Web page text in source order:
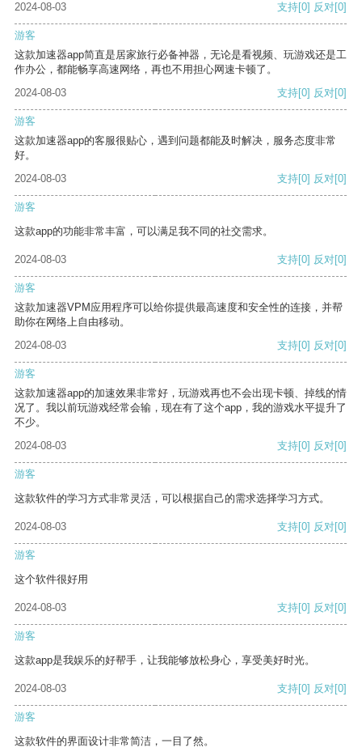
2024-08-03 支持[0] 反对[0]
游客
这款加速器app简直是居家旅行必备神器，无论是看视频、玩游戏还是工
作办公，都能畅享高速网络，再也不用担心网速卡顿了。
2024-08-03
支持[0] 反对[0]
游客
这款加速器app的客服很贴心，遇到问题都能及时解决，服务态度非常
好。
2024-08-03
支持[0] 反对[0]
游客
这款app的功能非常丰富，可以满足我不同的社交需求。
2024-08-03 支持[0] 反对[0]
游客
这款加速器VPM应用程序可以给你提供最高速度和安全性的连接，并帮
助你在网络上自由移动。
2024-08-03
支持[0] 反对[0]
游客
这款加速器app的加速效果非常好，玩游戏再也不会出现卡顿、掉线的情
况了。我以前玩游戏经常会输，现在有了这个app，我的游戏水平提升了
不少。
2024-08-03
支持[0] 反对[0]
游客
这款软件的学习方式非常灵活，可以根据自己的需求选择学习方式。
2024-08-03 支持[0] 反对[0]
游客
这个软件很好用
2024-08-03 支持[0] 反对[0]
游客
这款app是我娱乐的好帮手，让我能够放松身心，享受美好时光。
2024-08-03 支持[0] 反对[0]
游客
这款软件的界面设计非常简洁，一目了然。